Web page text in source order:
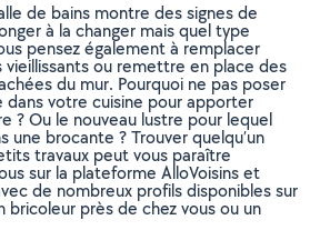
de bains montre des signes de
à la changer mais quel type
pensez également à remplacer
ou remettre en place des
du mur. Pourquoi ne pas poser
dans votre cuisine pour apporter
? Ou le nouveau lustre pour lequel
une brocante ? Trouver quelqu’un
travaux peut vous paraître
sur la plateforme AlloVoisins et
de nombreux profils disponibles sur
bricoleur près de chez vous ou un